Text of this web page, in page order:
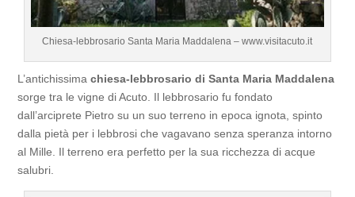
Chiesa-lebbrosario Santa Maria Maddalena – www.visitacuto.it
L’antichissimachiesa-lebbrosario di Santa Maria Maddalena
sorge tra le vigne di Acuto. Il lebbrosario fu fondato
dall’arciprete Pietro su un suo terreno in epoca ignota, spinto
dalla pietà per i lebbrosi che vagavano senza speranza intorno
al Mille. Il terreno era perfetto per la sua ricchezza di acque
salubri.